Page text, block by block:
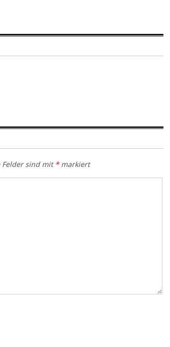
Felder sind mit *markiert